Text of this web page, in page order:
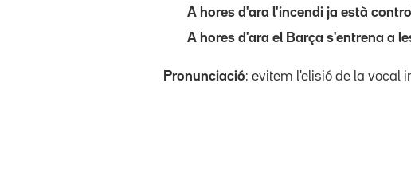
A hores d'ara l'incendi ja està
A hores d'ara el Barça s'entrena a
Pronunciació: evitem l'elisió de la vocal